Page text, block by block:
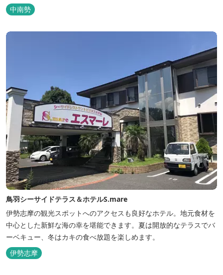
す。 紀勢自動車道「大宮大台Ic」から車で約10分と好アクセス！
今年の営業は１２月１４日（日）までです！来年は３月１日（日）
からの営業となりますのでよろしくお願いします！ ソロサイト・オ
中南勢
鳥羽シーサイドテラス＆ホテルS.mare
伊勢志摩の観光スポットへのアクセスも良好なホテル。地元食材を
中心とした新鮮な海の幸を堪能できます。夏は開放的なテラスでバ
ーベキュー、冬はカキの食べ放題を楽しめます。
伊勢志摩